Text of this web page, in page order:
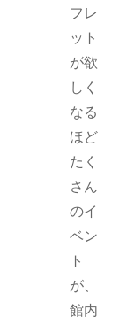
フレ
ット
が欲
しく
なる
ほど
たく
さん
のイ
ベン
ト
が、
館内